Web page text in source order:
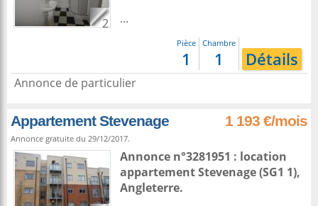
2
...
Pièce
1
Chambre
1 Détails
Annonce de particulier
Appartement Stevenage 1 193 €/mois
Annonce gratuite du 29/12/2017.
Annonce n°3281951 : location
appartementStevenage(SG1 1),
Angleterre.